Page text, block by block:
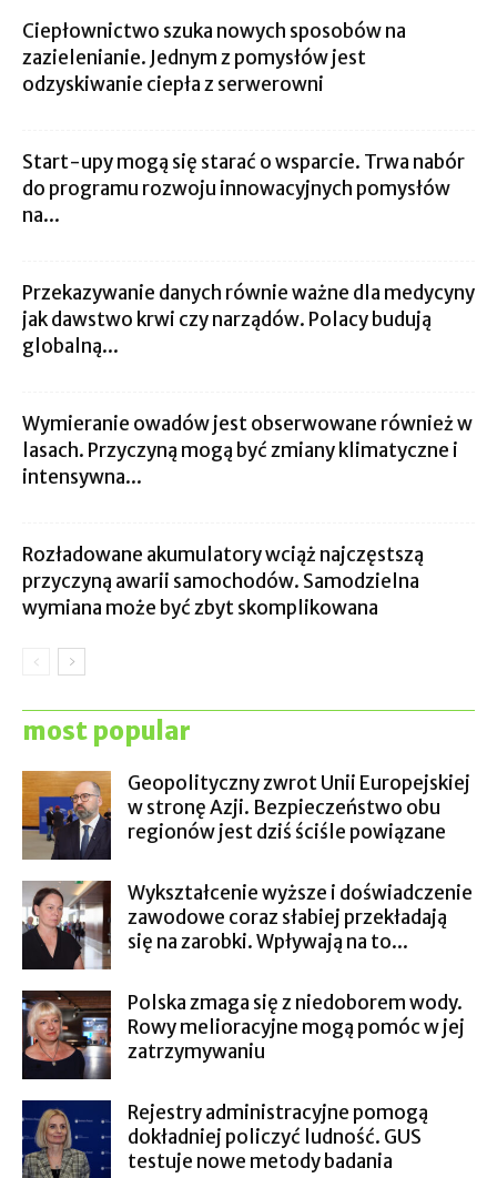
Ciepłownictwo szuka nowych sposobów na
zazielenianie. Jednym z pomysłów jest
odzyskiwanie ciepła z serwerowni
Start-upy mogą się starać o wsparcie. Trwa nabór
do programu rozwoju innowacyjnych pomysłów
na...
Przekazywanie danych równie ważne dla medycyny
jak dawstwo krwi czy narządów. Polacy budują
globalną...
Wymieranie owadów jest obserwowane również w
lasach. Przyczyną mogą być zmiany klimatyczne i
intensywna...
Rozładowane akumulatory wciąż najczęstszą
przyczyną awarii samochodów. Samodzielna
wymiana może być zbyt skomplikowana
most popular
Geopolityczny zwrot Unii Europejskiej
w stronę Azji. Bezpieczeństwo obu
regionów jest dziś ściśle powiązane
Wykształcenie wyższe i doświadczenie
zawodowe coraz słabiej przekładają
się na zarobki. Wpływają na to...
Polska zmaga się z niedoborem wody.
Rowy melioracyjne mogą pomóc w jej
zatrzymywaniu
Rejestry administracyjne pomogą
dokładniej policzyć ludność. GUS
testuje nowe metody badania